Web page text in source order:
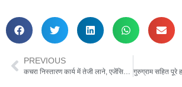
PREVIOUS